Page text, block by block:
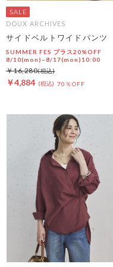
DOUX ARCHIVES
サイドベルトワイドパンツ
SUMMER FES プラス20%OFF
8/10(mon)~8/17(mon)10:00
￥4,884 70％OFF
￥16,280